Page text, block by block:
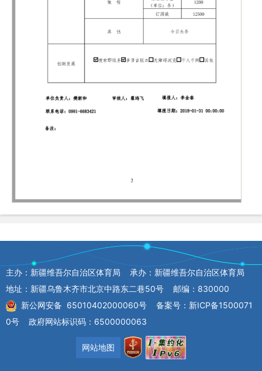
主办：新疆维吾尔自治区体育局 承办：新疆维吾尔自治区体育局
地址：新疆乌鲁木齐市北京中路东二巷50号 邮编：830000
新公网安备 65010402000060号
备案号：新ICP备1500071
0号 政府网站标识码：6500000063
网站地图